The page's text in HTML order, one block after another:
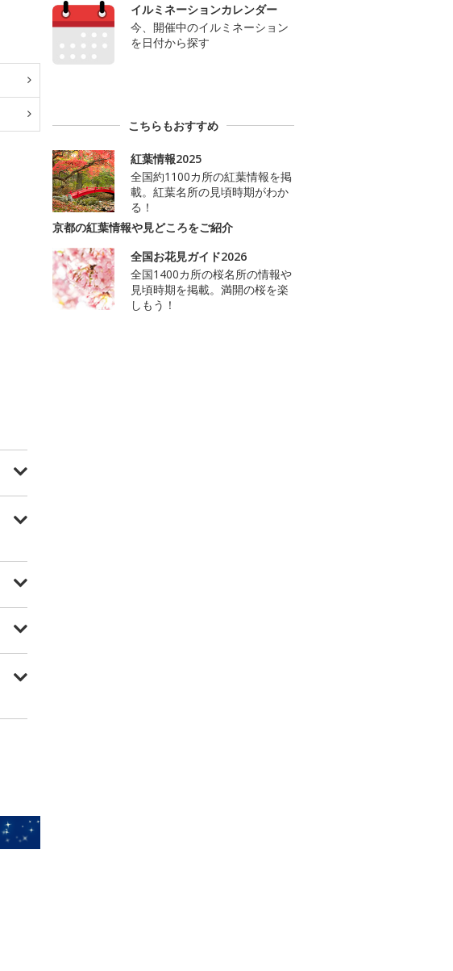
イルミネーションカレンダー
今、開催中のイルミネーション
を日付から探す
こちらもおすすめ
紅葉情報2025
全国約1100カ所の紅葉情報を掲
載。紅葉名所の見頃時期がわか
る！
京都の紅葉情報や見どころをご紹介
全国お花見ガイド2026
全国1400カ所の桜名所の情報や
見頃時期を掲載。満開の桜を楽
しもう！